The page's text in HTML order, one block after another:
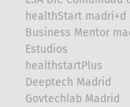
healthStart madri+d
Business Mentor
Estudios
healthstartPlus
Deeptech Madrid
Govtechlab Madrid